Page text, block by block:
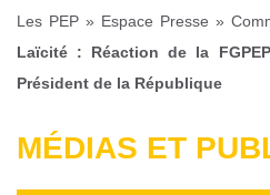
Les PEP » Espace Presse »
Laïcité : Réaction de la
Président de la République
MÉDIAS ET